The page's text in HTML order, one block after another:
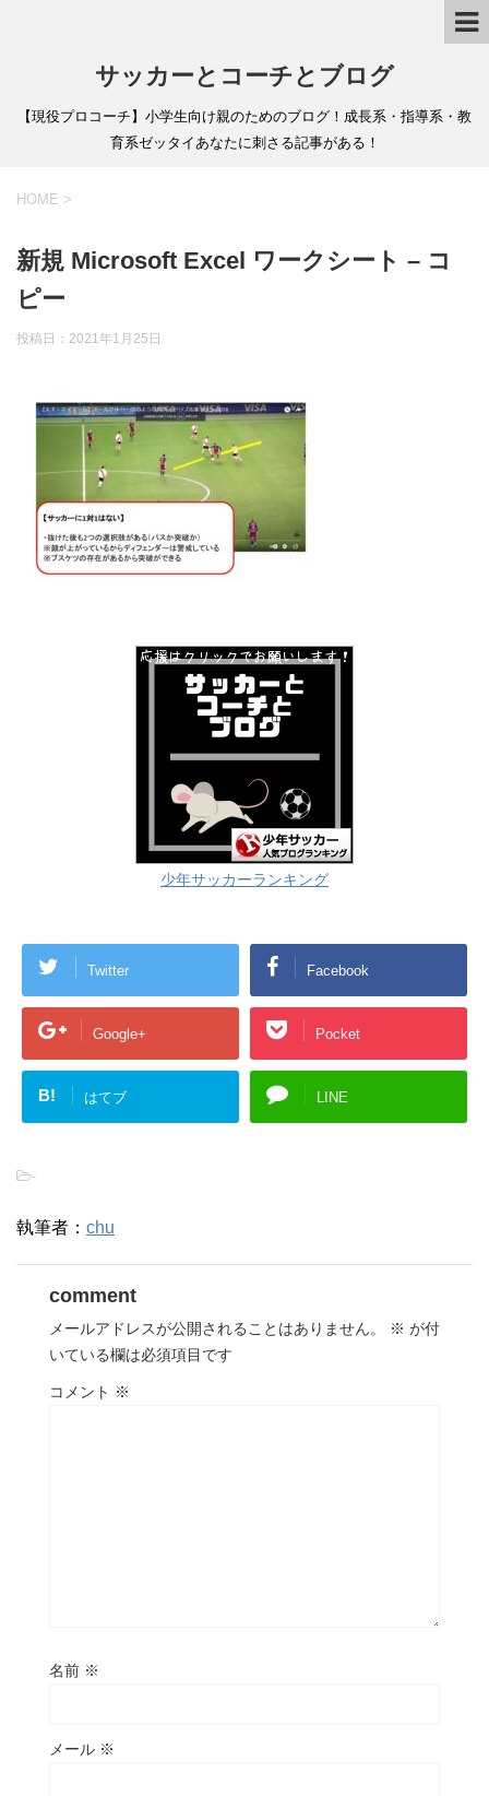
サッカーとコーチとブログ
【現役プロコーチ】小学生向け親のためのブログ！成長系・指導系・教
育系ゼッタイあなたに刺さる記事がある！
HOME >
新規 Microsoft Excel ワークシート – コ
ピー
投稿日： 2021年1月25日
少年サッカーランキング
Twitter Facebook
Google+ Pocket
B! はてブ LINE
-
執筆者： chu
comment
メールアドレスが公開されることはありません。 ※ が付
いている欄は必須項目です
コメント ※
名前 ※
メール ※